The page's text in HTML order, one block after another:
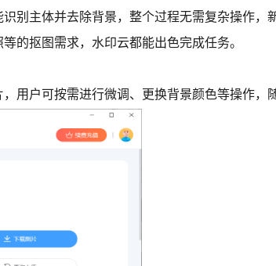
别主体并去除背景，整个过程无需复杂操作，
的抠图需求，水印云都能出色完成任务。
用户可按需进行微调、更换背景颜色等操作，